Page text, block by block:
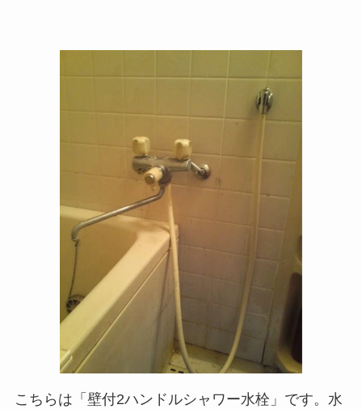
こちらは「壁付2ハンドルシャワー水栓」です。水